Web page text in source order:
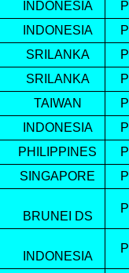
INDONESIA
INDONESIA
SRILANKA
SRILANKA
TAIWAN
INDONESIA
PHILIPPINES
SINGAPORE
BRUNEI DS
INDONESIA